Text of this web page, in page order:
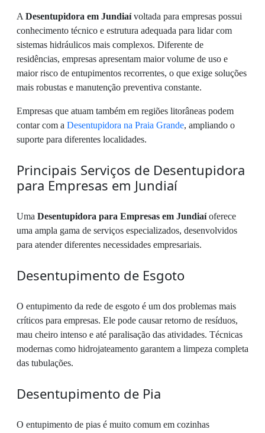
A Desentupidora em Jundiaívoltada para empresas possui
conhecimento técnico e estrutura adequada para lidar com
sistemas hidráulicos mais complexos. Diferente de
residências, empresas apresentam maior volume de uso e
maior risco de entupimentos recorrentes, o que exige soluções
mais robustas e manutenção preventiva constante.
Empresas que atuam também em regiões litorâneas podem
contar com a Desentupidora na Praia Grande, ampliando o
suporte para diferentes localidades.
Principais Serviços de Desentupidora
para Empresas em Jundiaí
Uma Desentupidora para Empresas em Jundiaíoferece
uma ampla gama de serviços especializados, desenvolvidos
para atender diferentes necessidades empresariais.
Desentupimento de Esgoto
O entupimento da rede de esgoto é um dos problemas mais
críticos para empresas. Ele pode causar retorno de resíduos,
mau cheiro intenso e até paralisação das atividades. Técnicas
modernas como hidrojateamento garantem a limpeza completa
das tubulações.
Desentupimento de Pia
O entupimento de pias é muito comum em cozinhas